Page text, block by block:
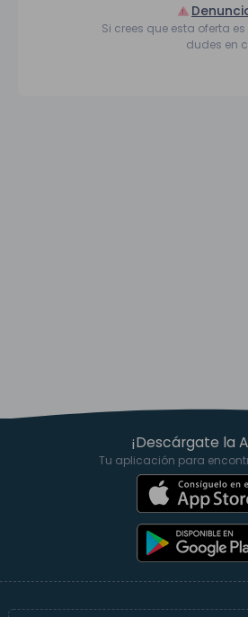
Si crees que esta oferta
dudes en
¡Descárgate la
Tu aplicación para